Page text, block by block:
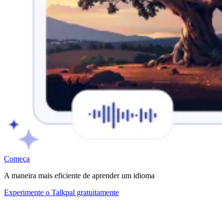
Começa
A maneira mais eficiente de aprender um idioma
Experimente o Talkpal gratuitamente